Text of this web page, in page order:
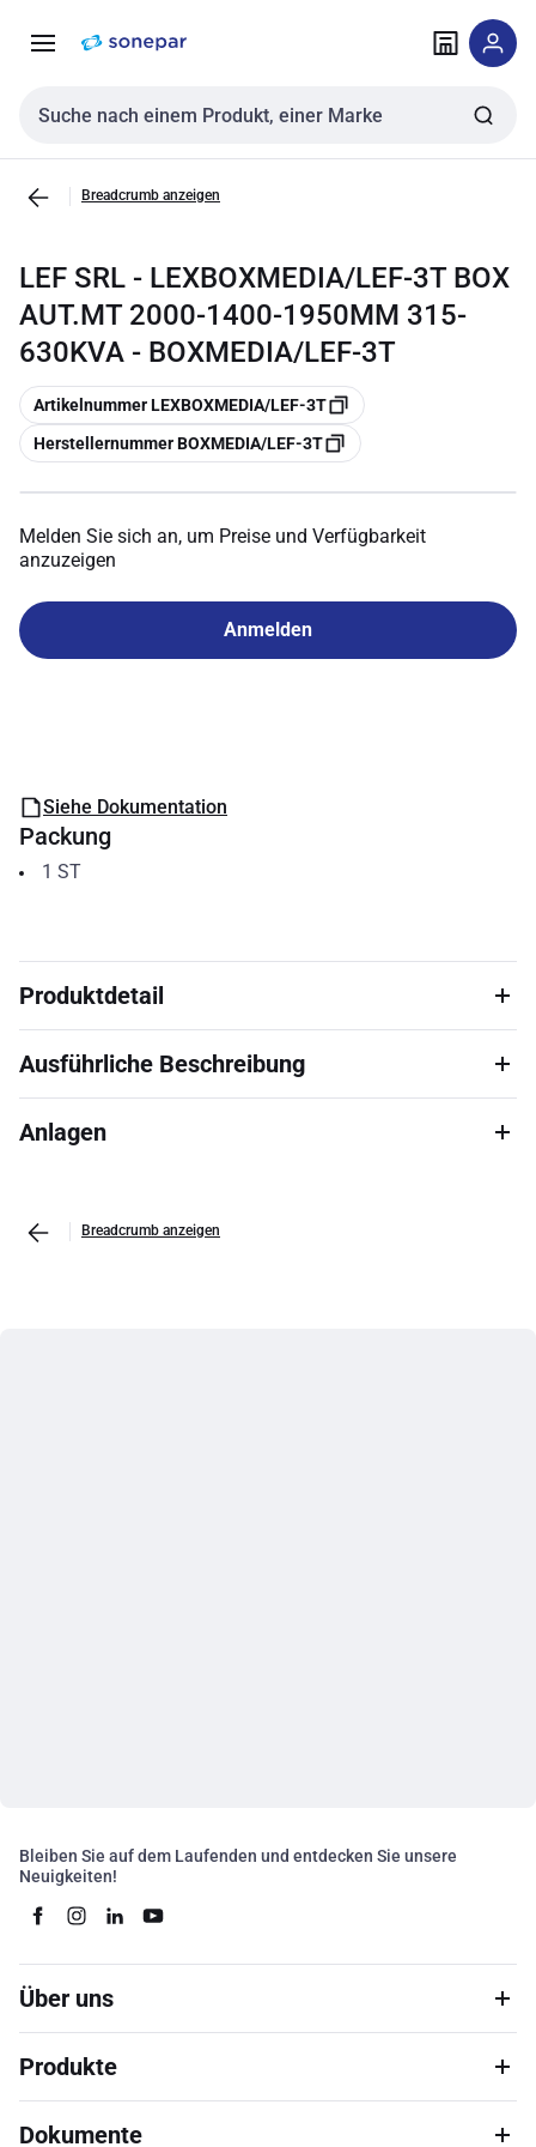
NavigationInhalt
Sucheingabe
Breadcrumb anzeigen
LEF SRL - LEXBOXMEDIA/LEF-3T BOX
AUT.MT 2000-1400-1950MM 315-
630KVA - BOXMEDIA/LEF-3T
Kopieren
Artikelnummer LEXBOXMEDIA/LEF-3T
Kopieren
Herstellernummer BOXMEDIA/LEF-3T
Melden Sie sich an, um Preise und Verfügbarkeit
anzuzeigen
Anmelden
Siehe Dokumentation
Packung
1 ST
Produktdetail
Ausführliche Beschreibung
Anlagen
Breadcrumb anzeigen
Bleiben Sie auf dem Laufenden und entdecken Sie unsere
Neuigkeiten!
Über uns
Produkte
Dokumente